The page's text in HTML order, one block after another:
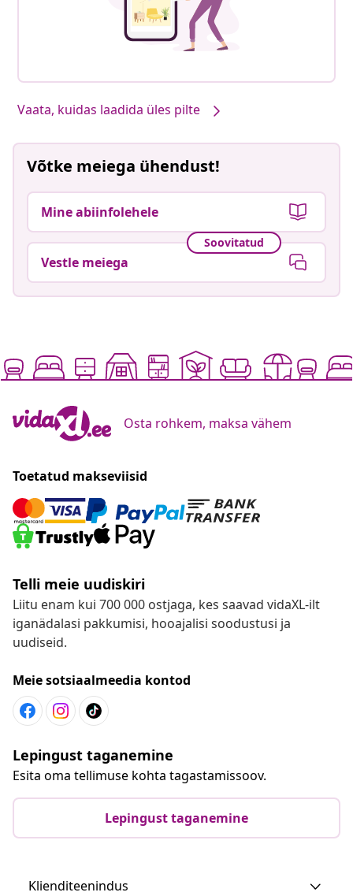
Vaata, kuidas laadida üles pilte
Võtke meiega ühendust!
Mine abiinfolehele
Soovitatud
Vestle meiega
Osta rohkem, maksa vähem
Toetatud makseviisid
Telli meie uudiskiri
Liitu enam kui 700 000 ostjaga, kes saavad vidaXL-ilt
iganädalasi pakkumisi, hooajalisi soodustusi ja
uudiseid.
Meie sotsiaalmeedia kontod
Lepingust taganemine
Esita oma tellimuse kohta tagastamissoov.
Lepingust taganemine
Klienditeenindus